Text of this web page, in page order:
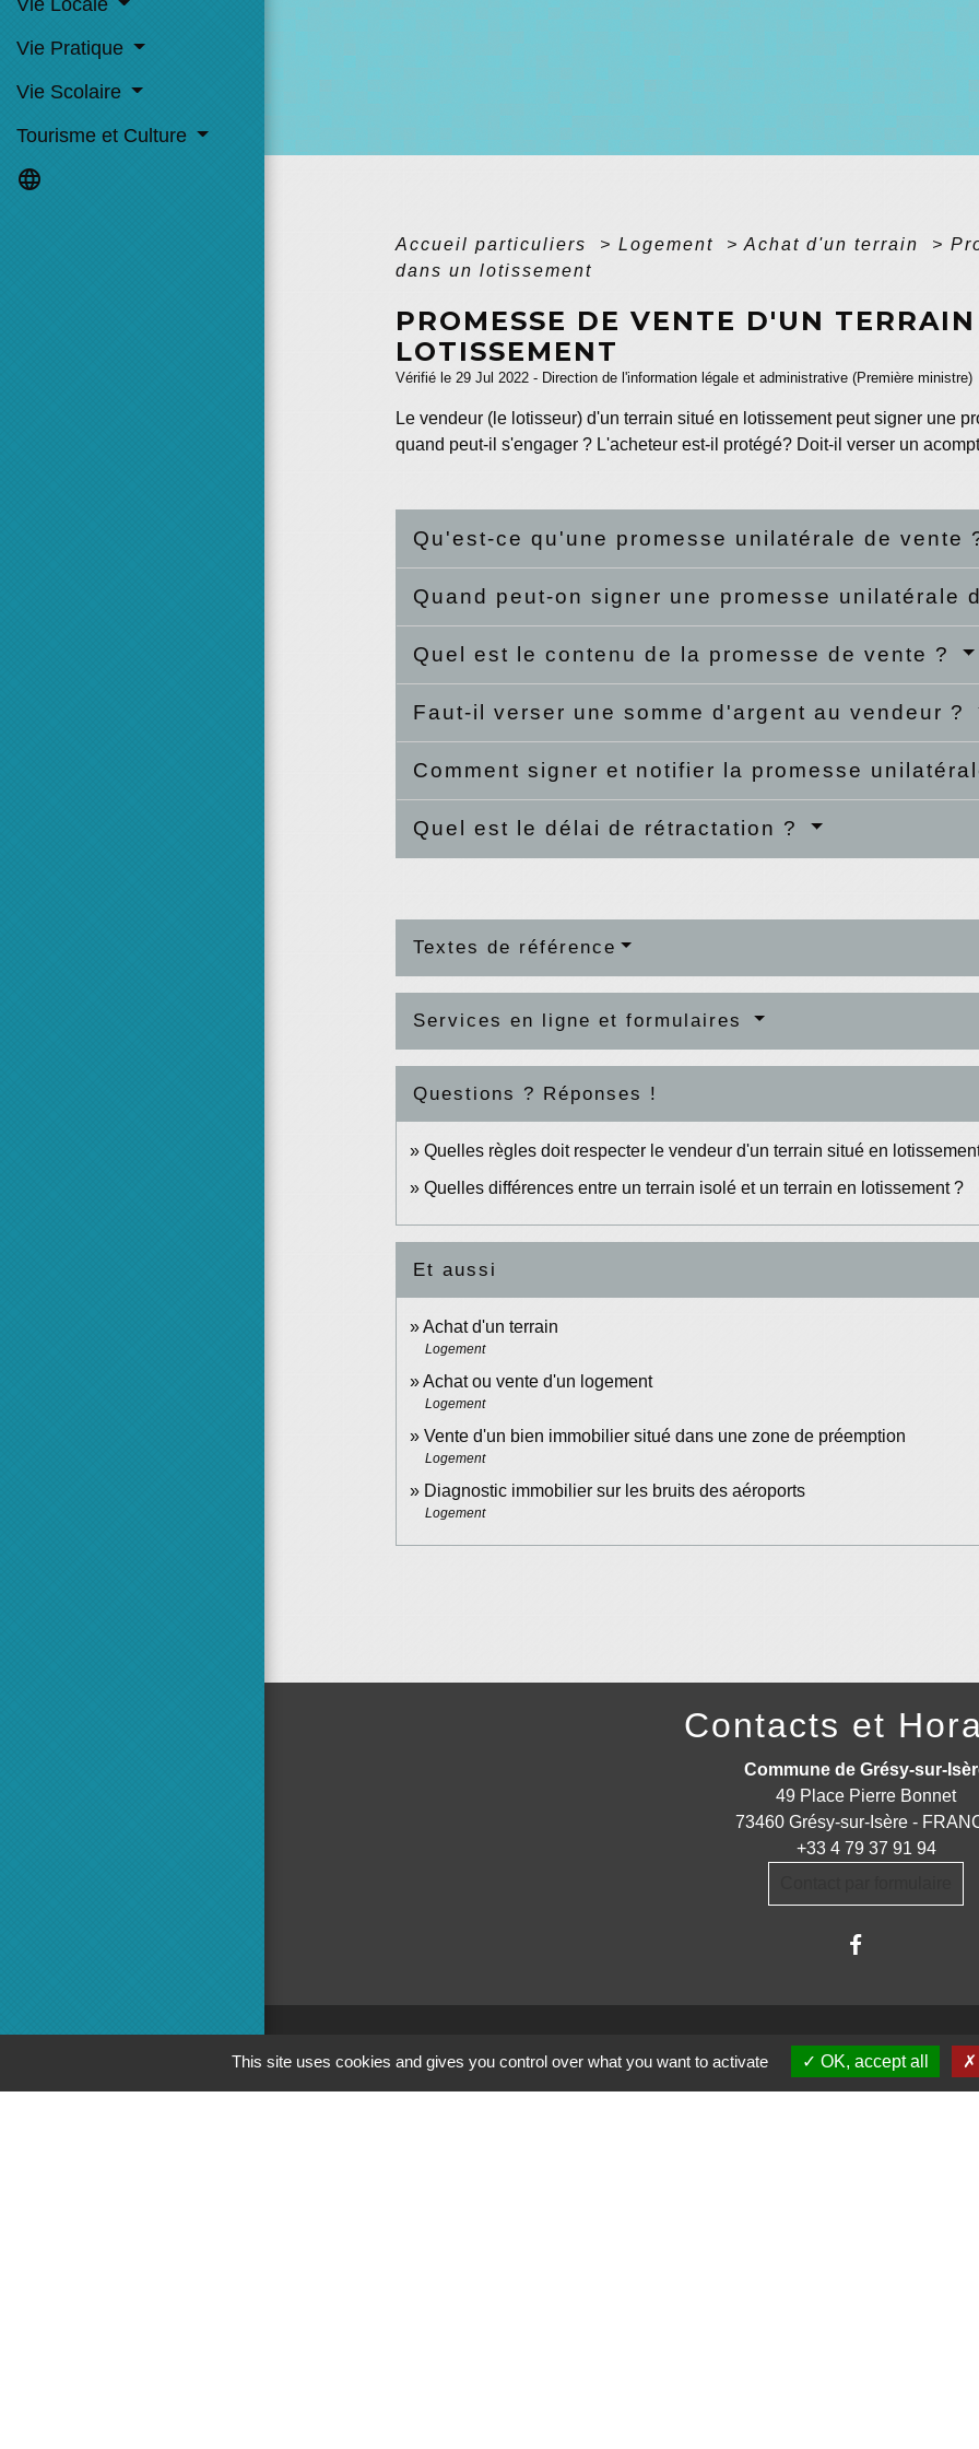
Vie Pratique
Vie Scolaire
Tourisme et Culture
language
Accueil particuliers > Logement > Achat d'un terrain >
dans un lotissement
PROMESSE DE VENTE D'UN
LOTISSEMENT
Vérifié le 29 Jul 2022 - Direction de l'information légale et administrative (Première ministre)
Le vendeur (le lotisseur) d'un terrain situé en lotissement peut signer une
quand peut-il s'engager ? L'acheteur est-il protégé? Doit-il verser un
Qu'est-ce qu'une promesse unilatérale de vente
Quand peut-on signer une promesse unilatérale
Quel est le contenu de la promesse de vente ?
Faut-il verser une somme d'argent au vendeur ?
Comment signer et notifier la promesse
Quel est le délai de rétractation ?
Textes de référence
Services en ligne et formulaires
Questions ? Réponses !
Quelles règles doit respecter le vendeur d'un terrain situé en
Quelles différences entre un terrain isolé et un terrain en lotissement ?
Et aussi
Achat d'un terrain
Logement
Achat ou vente d'un logement
Logement
Vente d'un bien immobilier situé dans une zone de préemption
Logement
Diagnostic immobilier sur les bruits des aéroports
Logement
Contacts et
Commune de Grésy-sur-
49 Place Pierre Bonnet
73460 Grésy-sur-Isère -
+33 4 79 37 91 94
Administrations partenaires
This site uses cookies and gives you control over what you want to activate OK, accept all